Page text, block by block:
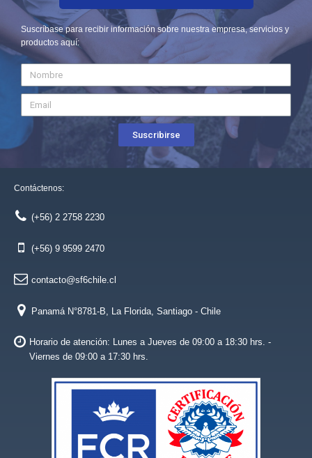
Suscríbase para recibir información sobre nuestra empresa, servicios y
productos aquí:
Suscribirse
Contáctenos:
(+56) 2 2758 2230
(+56) 9 9599 2470
contacto@sf6chile.cl
Panamá N°8781-B, La Florida, Santiago - Chile
Horario de atención: Lunes a Jueves de 09:00 a 18:30 hrs. -
Viernes de 09:00 a 17:30 hrs.